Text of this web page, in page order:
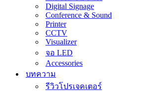
Digital Signage
Conference & Sound
Printer
CCTV
Visualizer
จอ LED
Accessories
บทความ
รีวิวโปรเจคเตอร์